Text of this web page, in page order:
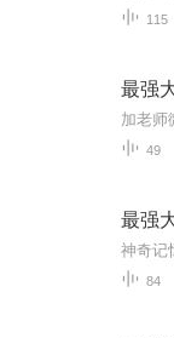
115
最强
49
最强
84